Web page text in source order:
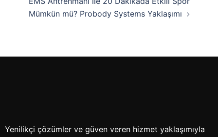
Mümkün mü? Probody Systems Yaklaşımı
Yenilikçi çözümler ve güven veren hizmet yaklaşımıyla